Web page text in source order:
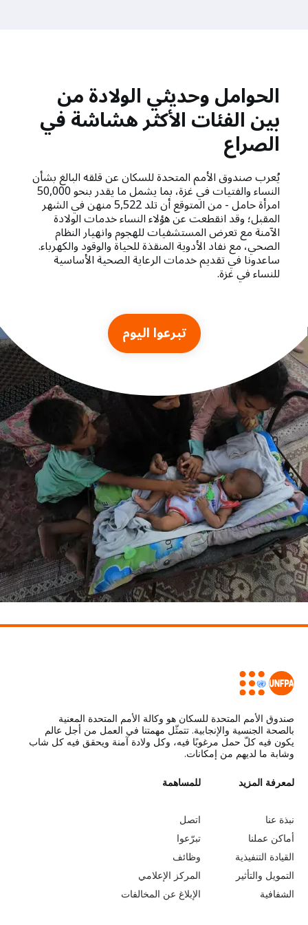
الحوامل وحديثي الولادة من
بين الفئات الأكثر هشاشة في
الصراع
يُعرب صندوق الأمم المتحدة للسكان عن قلقه البالغ بشأن
النساء والفتيات في غزة، بما يشمل ما يقدر بنحو 50,000
امرأة حامل - من المتوقع أن تلد 5,522 منهن في الشهر
المقبل؛ وقد انقطعت عن هؤلاء النساء خدمات الولادة
الآمنة مع تعرض المستشفيات للهجوم وانهيار النظام
الصحي، مع نفاد الأدوية المنقذة للحياة والوقود والكهرباء.
ساعدونا في تقديم خدمات الرعاية الصحية الأساسية
للنساء في غزة.
تبرعوا اليوم
صندوق الأمم المتحدة للسكان هو وكالة الأمم المتحدة المعنية
بالصحة الجنسية والإنجابية. تتمثّل مهمتنا في العمل من أجل عالم
يكون فيه كلّ حمل مرغوبًا فيه، وكل ولادة آمنة ويحقق فيه كل شاب
وشابة ما لديهم من إمكانات.
L
e
a
r
n
لمعرفة المزيد
نبذة عنا
أماكن عملنا
القيادة التنفيذية
التمويل والتأثير
الشفافية
G
o
b
e
y
للمساهمة
اتصل
تبرّعوا
وظائف
المركز الإعلامي
الإبلاغ عن المخالفات